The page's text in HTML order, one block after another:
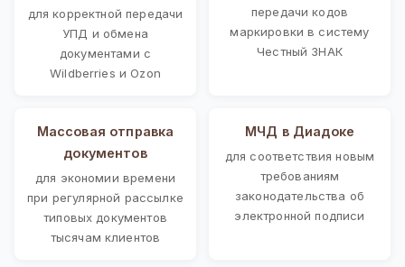
для корректной передачи
УПД и обмена
документами с
Wildberries и Ozon
передачи кодов
маркировки в систему
Честный ЗНАК
Массовая отправка
документов
для экономии времени
при регулярной рассылке
типовых документов
тысячам клиентов
МЧД в Диадоке
для соответствия новым
требованиям
законодательства об
электронной подписи